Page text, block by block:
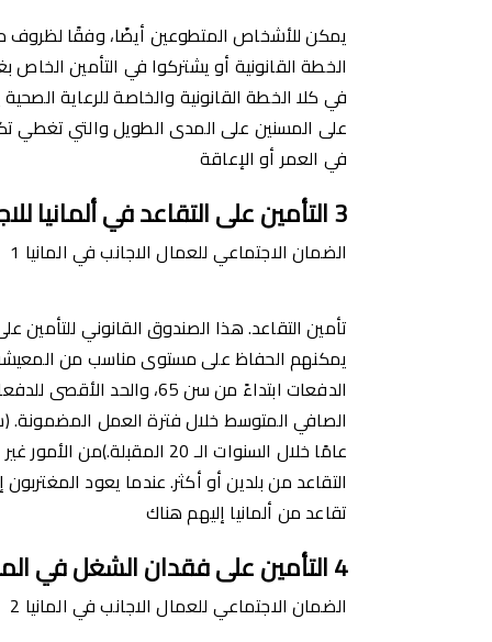
يمكن للأشخاص المتطوعين أيضًا، وفقًا لظروف
الخطة القانونية أو يشتركوا في التأمين
في كلا الخطة القانونية والخاصة للرعاية
على المسنين على المدى الطويل والتي تغطي
في العمر أو الإعاقة
3التأمينعلى التقاعد في ألمانيا
الضمان الاجتماعي للعمال الاجانب في المانيا 1
تأمين التقاعد. هذا الصندوق القانوني
يمكنهم الحفاظ على مستوى مناسب من
عامًا خلال السنوات الـ 20
التقاعد من بلدين أو أكثر. عندما يعود
تقاعد من ألمانيا إليهم هناك
4التأمين على فقدان الشغل في
الضمان الاجتماعي للعمال الاجانب في المانيا 2